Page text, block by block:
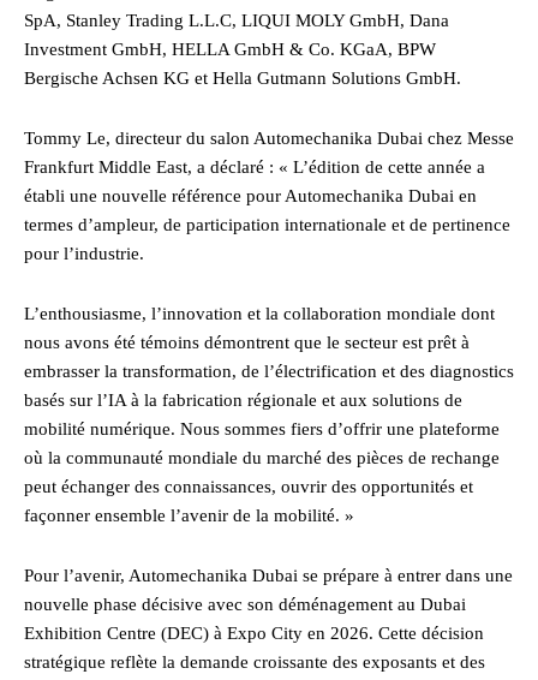
SpA, Stanley Trading L.L.C, LIQUI MOLY GmbH, Dana
Investment GmbH, HELLA GmbH & Co. KGaA, BPW
Bergische Achsen KG et Hella Gutmann Solutions GmbH.
Tommy Le, directeur du salon Automechanika Dubai chez Messe
Frankfurt Middle East, a déclaré : « L’édition de cette année a
établi une nouvelle référence pour Automechanika Dubai en
termes d’ampleur, de participation internationale et de pertinence
pour l’industrie.
L’enthousiasme, l’innovation et la collaboration mondiale dont
nous avons été témoins démontrent que le secteur est prêt à
embrasser la transformation, de l’électrification et des diagnostics
basés sur l’IA à la fabrication régionale et aux solutions de
mobilité numérique. Nous sommes fiers d’offrir une plateforme
où la communauté mondiale du marché des pièces de rechange
peut échanger des connaissances, ouvrir des opportunités et
façonner ensemble l’avenir de la mobilité. »
Pour l’avenir, Automechanika Dubai se prépare à entrer dans une
nouvelle phase décisive avec son déménagement au Dubai
Exhibition Centre (DEC) à Expo City en 2026. Cette décision
stratégique reflète la demande croissante des exposants et des